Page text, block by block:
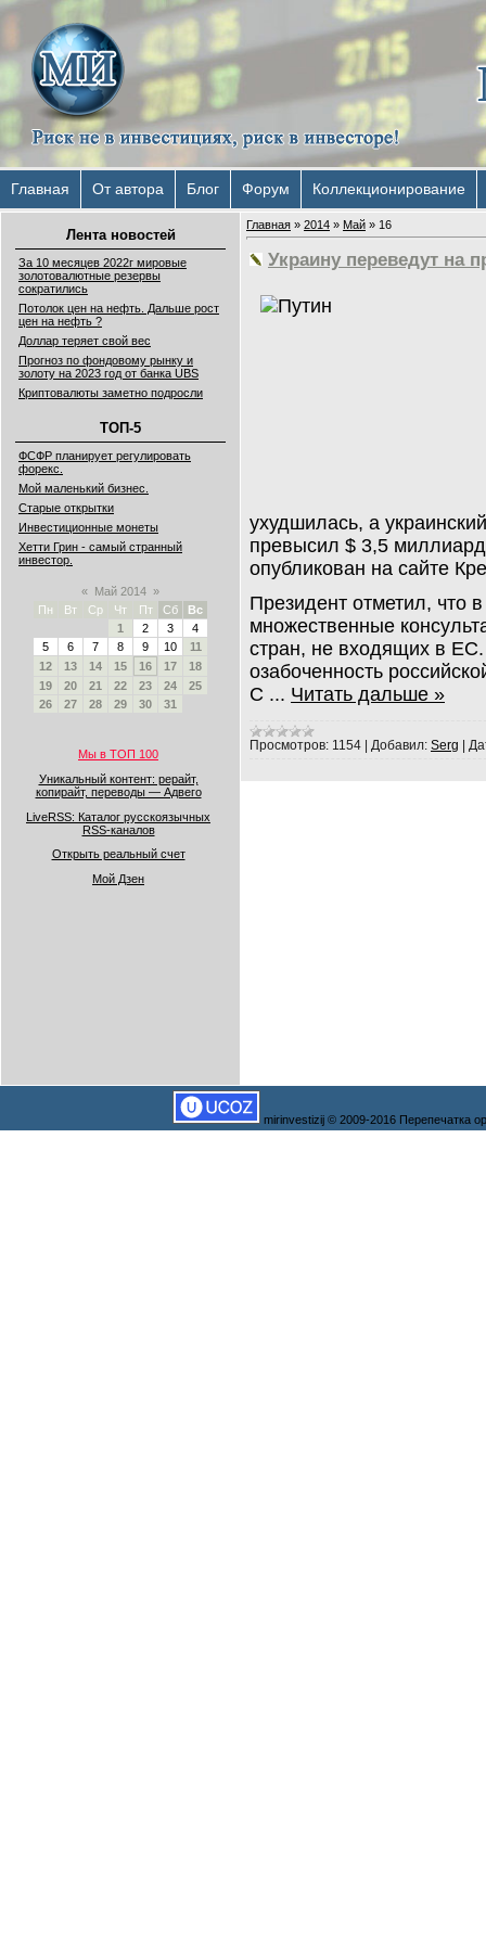
Главная От автора Блог Форум Коллекционирование
Лента новостей
За 10 месяцев 2022г мировые
золотовалютные резервы
сократились
Потолок цен на нефть. Дальше рост
цен на нефть ?
Доллар теряет свой вес
Прогноз по фондовому рынку и
золоту на 2023 год от банка UBS
Криптовалюты заметно подросли
ТОП-5
ФСФР планирует регулировать
форекс.
Мой маленький бизнес.
Старые открытки
Инвестиционные монеты
Хетти Грин - самый странный
инвестор.
« Май 2014 »
Пн
Вт Ср Чт Пт Сб
Вс
1
2 3
4
5
6 7 8 9 10
11
12
13 14 15 16 17
18
19
20 21 22 23 24
25
26
27 28 29 30 31
Мы в ТОП 100
Уникальный контент: рерайт,
копирайт, переводы — Адвего
LiveRSS: Каталог русскоязычных
RSS-каналов
Открыть реальный счет
Мой Дзен
Главная » 2014 » Май » 16
Украину переведут на
ухудшилась, а
превысил $ 3,5
опубликован на сайте
Президент отметил, что
множественные
стран, не входящих в
озабоченность
С ... Читать дальше »
Просмотров: 1154 | Добавил: Serg |
mirinvestizij © 2009-2016 Перепечатка